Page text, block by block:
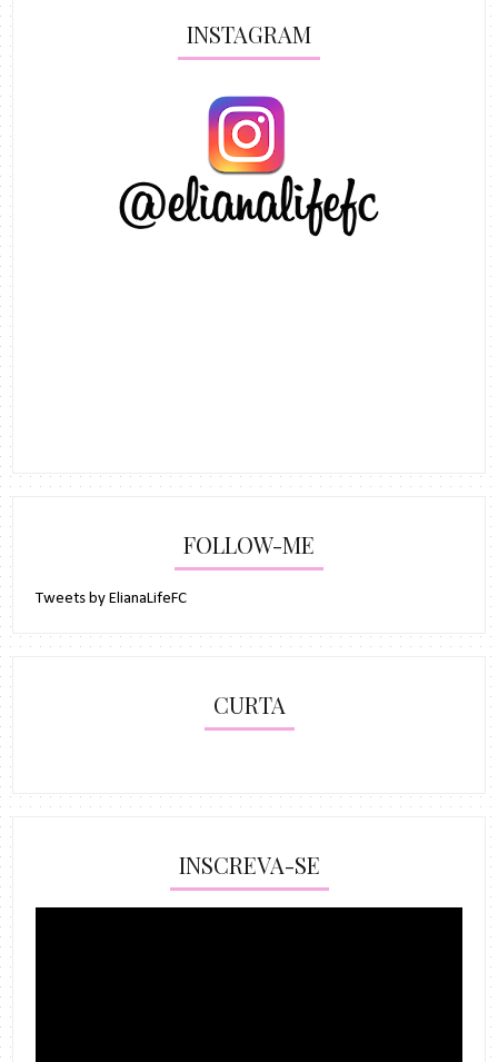
INSTAGRAM
FOLLOW-ME
Tweets by ElianaLifeFC
CURTA
INSCREVA-SE